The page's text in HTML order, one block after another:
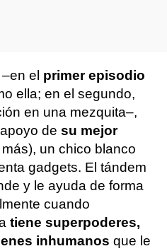
el primer episodio
ella; en el segundo,
en una mezquita–,
de su mejor
un chico blanco
gadgets. El tándem
y le ayuda de forma
cuando
tiene superpoderes,
inhumanos que le